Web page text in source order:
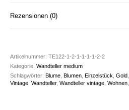
Rezensionen (0)
Artikelnummer:TE122-1-2-1-1-1-1-2-2
Kategorie:Wandteller medium
Schlagwörter: Blume Blumen Einzelstück ,Gold
Vintage ,Wandteller,Wandteller vintage ,Wohnen